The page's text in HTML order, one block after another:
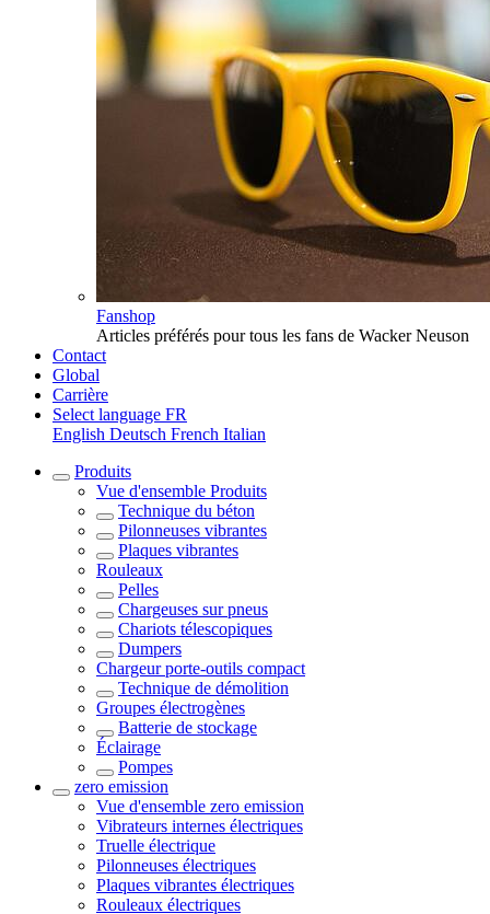
Fanshop
Articles préférés pour tous les fans de Wacker Neuson
Contact
Global
Carrière
Select language FR
English Deutsch French Italian
Produits
Vue d'ensemble Produits
Technique du béton
Pilonneuses vibrantes
Plaques vibrantes
Rouleaux
Pelles
Chargeuses sur pneus
Chariots télescopiques
Dumpers
Chargeur porte-outils compact
Technique de démolition
Groupes électrogènes
Batterie de stockage
Éclairage
Pompes
zero emission
Vue d'ensemble zero emission
Vibrateurs internes électriques
Truelle électrique
Pilonneuses électriques
Plaques vibrantes électriques
Rouleaux électriques